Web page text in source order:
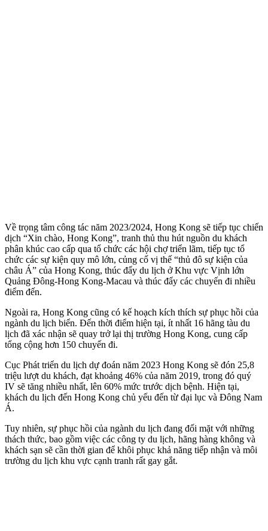
Về trọng tâm công tác năm 2023/2024, Hong Kong sẽ tiếp tục chiến
dịch “Xin chào, Hong Kong”, tranh thủ thu hút nguồn du khách
phân khúc cao cấp qua tổ chức các hội chợ triển lãm, tiếp tục tổ
chức các sự kiện quy mô lớn, củng cố vị thế “thủ đô sự kiện của
châu Á” của Hong Kong, thúc đẩy du lịch ở Khu vực Vịnh lớn
Quảng Đông-Hong Kong-Macau và thúc đẩy các chuyến đi nhiều
điểm đến.
Ngoài ra, Hong Kong cũng có kế hoạch kíc‌h thí‌ch sự phục hồi của
ngành du lịch biển. Đến thời điểm hiện tại, ít nhất 16 hãng tàu du
lịch đã xác nhận sẽ quay trở lại thị trường Hong Kong, cung cấp
tổng cộng hơn 150 chuyến đi.
Cục Phát triển du lịch dự đoán năm 2023 Hong Kong sẽ đón 25,8
triệu lượt du khách, đạt khoảng 46% của năm 2019, trong đó quý
IV sẽ tăng nhiều nhất, lên 60% mức trước dịch bệnh. Hiện tại,
khách du lịch đến Hong Kong chủ yếu đến từ đại lục và Đông Nam
Á.
Tuy nhiên, sự phục hồi của ngành du lịch đang đối mặt với những
thách thức, bao gồm việc các công ty du lịch, hãng hàng không và
khách sạn sẽ cần thời gian để khôi phục khả năng tiếp nhận và môi
trường du lịch khu vực cạnh tranh rất gay gắt.